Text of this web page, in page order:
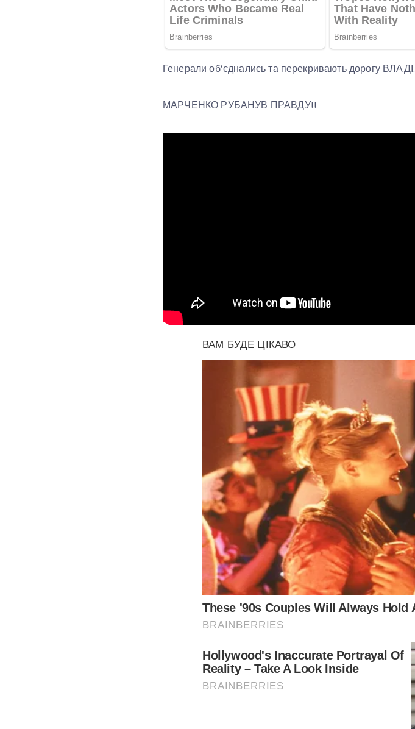
Генерали об’єднались та перекривають дорогу ВЛАДІ.
МАРЧЕНКО РУБАНУВ ПРАВДУ!!